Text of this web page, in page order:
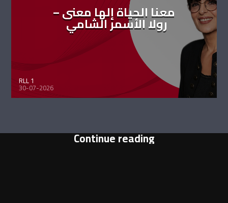
معنا الحياة إلها معنى –
رولا الأسمر الشامي
RLL 1
30-07-2026
Continue reading